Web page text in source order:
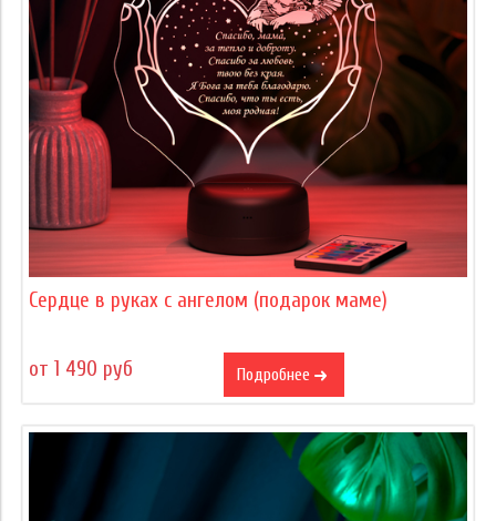
Сердце в руках с ангелом (подарок маме)
от 1 490 руб Подробнее